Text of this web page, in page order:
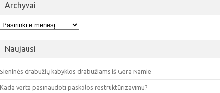
Archyvai
Archyvai
Naujausi
Sieninės drabužių kabyklos drabužiams iš Gera Namie
Kada verta pasinaudoti paskolos restruktūrizavimu?